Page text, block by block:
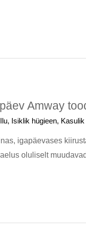
Amway
Ilu, Isiklik hügieen,
igapäevases
oluliselt